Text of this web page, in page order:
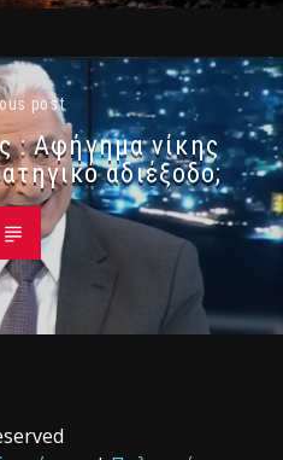
post
: Αφήγημα νίκης
αδιέξοδο;